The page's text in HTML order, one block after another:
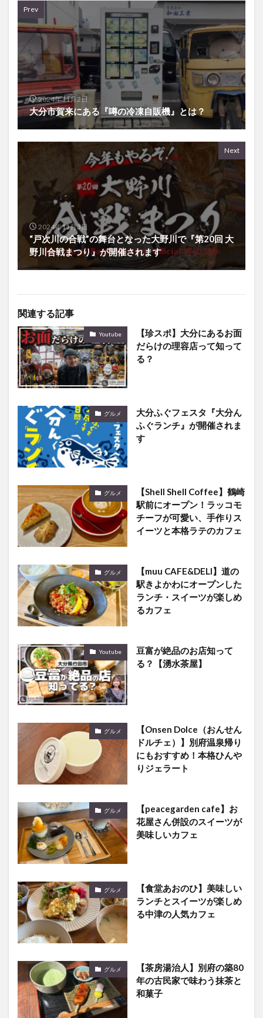
Prev
2024年11月2日
大分市賀来にある『噂の冷凍自販機』とは？
Next
2024年11月3日
“戸次川の合戦”の舞台となった大野川で『第20回 大
野川合戦まつり』が開催されます
関連する記事
Youtube
【珍スポ】大分にあるお面
だらけの理容店って知って
る？
グルメ
大分ふぐフェスタ『大分ん
ふぐランチ』が開催されま
す
グルメ
【Shell Shell Coffee】鶴崎
駅前にオープン！ラッコモ
チーフが可愛い、手作りス
イーツと本格ラテのカフェ
グルメ
【muu CAFE&DELI】道の
駅きよかわにオープンした
ランチ・スイーツが楽しめ
るカフェ
Youtube
豆富が絶品のお店知って
る？【湧水茶屋】
グルメ
【Onsen Dolce（おんせん
ドルチェ）】別府温泉帰り
にもおすすめ！本格ひんや
りジェラート
グルメ
【peacegarden cafe】お
花屋さん併設のスイーツが
美味しいカフェ
グルメ
【食堂あおのひ】美味しい
ランチとスイーツが楽しめ
る中津の人気カフェ
グルメ
【茶房湯治人】別府の築80
年の古民家で味わう抹茶と
和菓子